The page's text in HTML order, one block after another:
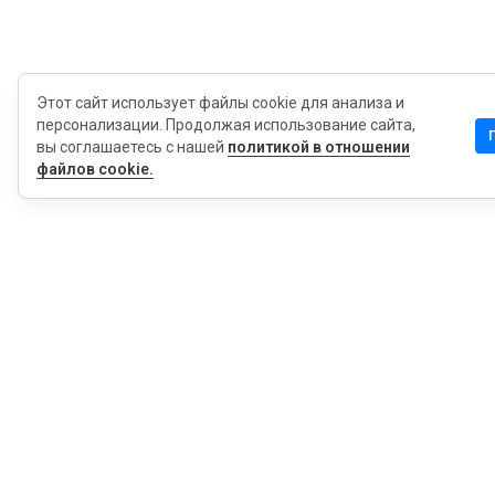
Этот сайт использует файлы cookie для анализа и
персонализации. Продолжая использование сайта,
вы соглашаетесь с нашей политикой в отношении
файлов cookie.